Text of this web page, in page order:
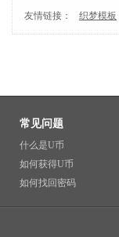
友情链接：
织梦模板
常见问题
什么是U币
如何获得U币
如何找回密码